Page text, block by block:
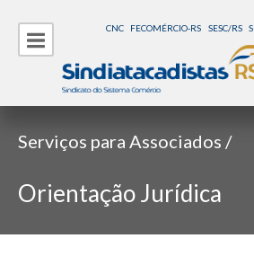
CNC FECOMÉRCIO-RS SESC/RS
Serviços para Associados /
Orientação Jurídica